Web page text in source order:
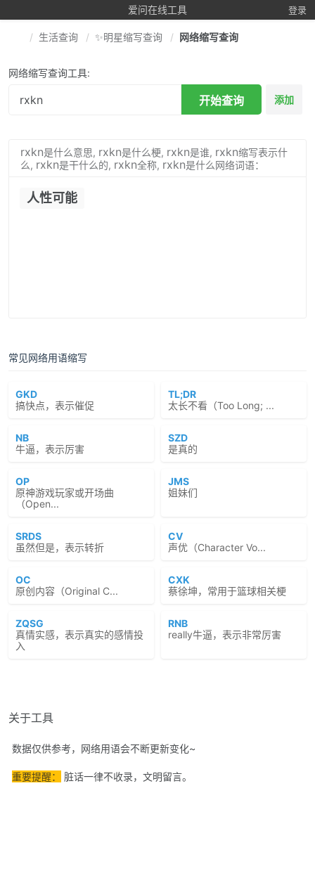
爱问在线工具 登录
生活查询 ✨明星缩写查询 网络缩写查询
网络缩写查询工具:
开始查询 添加
rxkn是什么意思, rxkn是什么梗, rxkn是谁, rxkn缩写表示什
么, rxkn是干什么的, rxkn全称, rxkn是什么网络词语：
人性可能
常见网络用语缩写
GKD
搞快点，表示催促
TL;DR
太长不看（Too Long; ...
NB
牛逼，表示厉害
SZD
是真的
OP
原神游戏玩家或开场曲
（Open...
JMS
姐妹们
SRDS
虽然但是，表示转折
CV
声优（Character Vo...
OC
原创内容（Original C...
CXK
蔡徐坤，常用于篮球相关梗
ZQSG
真情实感，表示真实的感情投
入
RNB
really牛逼，表示非常厉害
关于工具
数据仅供参考，网络用语会不断更新变化~
重要提醒： 脏话一律不收录，文明留言。